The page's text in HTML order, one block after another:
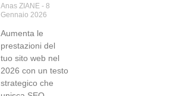
Anas ZIANE 8
Gennaio 2026
Aumenta le
prestazioni del
tuo sito web nel
2026 con un testo
strategico che